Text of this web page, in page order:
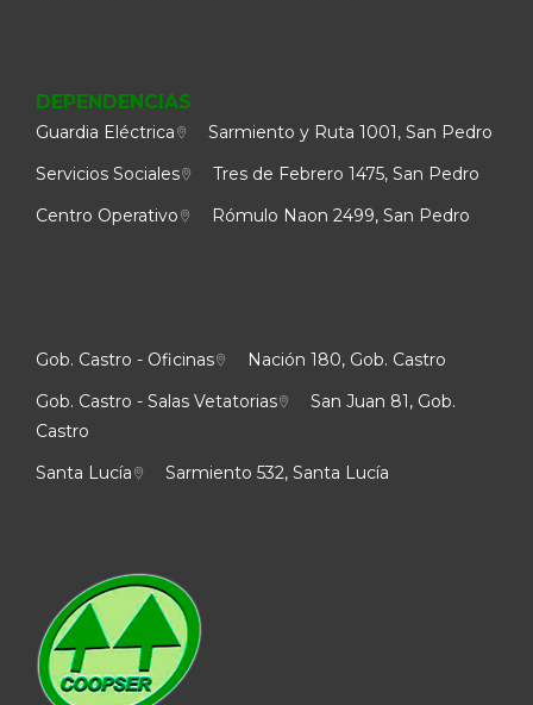
DEPENDENCIAS
Guardia Eléctrica
Sarmiento y Ruta 1001, San Pedro
Servicios Sociales
Tres de Febrero 1475, San Pedro
Centro Operativo
Rómulo Naon 2499, San Pedro
Gob. Castro - Oficinas
Nación 180, Gob. Castro
Gob. Castro - Salas Vetatorias
San Juan 81, Gob.
Castro
Santa Lucía
Sarmiento 532, Santa Lucía